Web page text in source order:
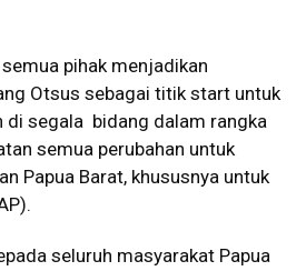
pihak menjadikan
Otsus sebagai titik start untuk
di segala bidang dalam rangka
semua perubahan untuk
Papua Barat, khususnya untuk
seluruh masyarakat Papua